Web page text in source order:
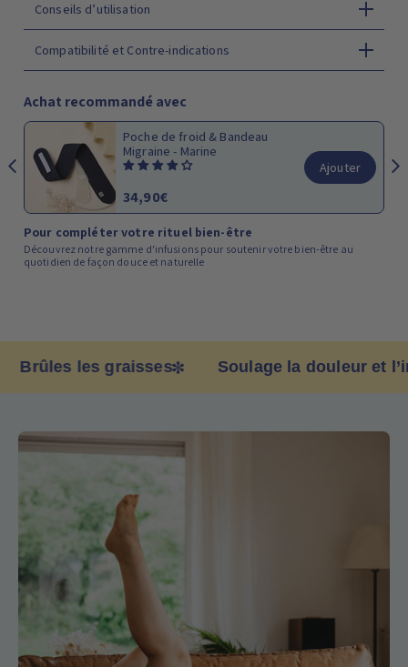
Conseils d’utilisation
Compatibilité et Contre-indications
Achat recommandé avec
Poche de froid & Bandeau
Migraine - Marine
34,90€
Ajouter
Pour compléter votre rituel bien-être
Découvrez notre gamme d'infusions pour soutenir votre bien-être au
quotidien de façon douce et naturelle
les graisses Soulage la douleur et